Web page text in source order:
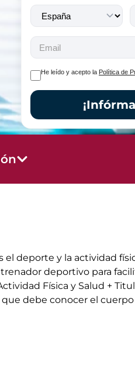
He leído y acepto la Política de
deporte y la actividad
deportivo para
Física y Salud +
debe conocer el